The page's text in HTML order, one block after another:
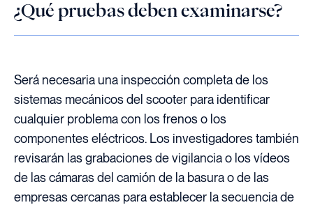
¿Qué pruebas deben examinarse?
Será necesaria una inspección completa de los
sistemas mecánicos del scooter para identificar
cualquier problema con los frenos o los
componentes eléctricos. Los investigadores también
revisarán las grabaciones de vigilancia o los vídeos
de las cámaras del camión de la basura o de las
empresas cercanas para establecer la secuencia de